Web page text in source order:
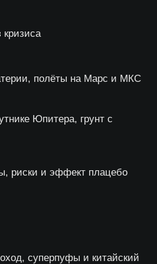
кризиса
полёты на Марс и МКС
Юпитера, грунт с
риски и эффект плацебо
суперпуфы и китайский